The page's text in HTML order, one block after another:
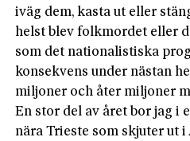
iväg dem, kasta ut eller
helst blev folkmordet eller
som det nationalistiska
konsekvens under nästan
miljoner och åter miljoner
En stor del av året bor jag i
nära Trieste som skjuter ut